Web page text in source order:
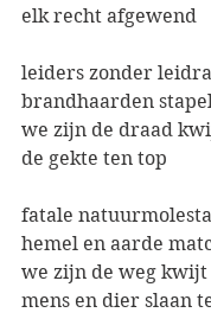
elk recht afgewend
leiders zonder
brandhaarden
we zijn de draad
de gekte ten top
fatale
hemel en aarde
we zijn de weg kwijt
mens en dier slaan